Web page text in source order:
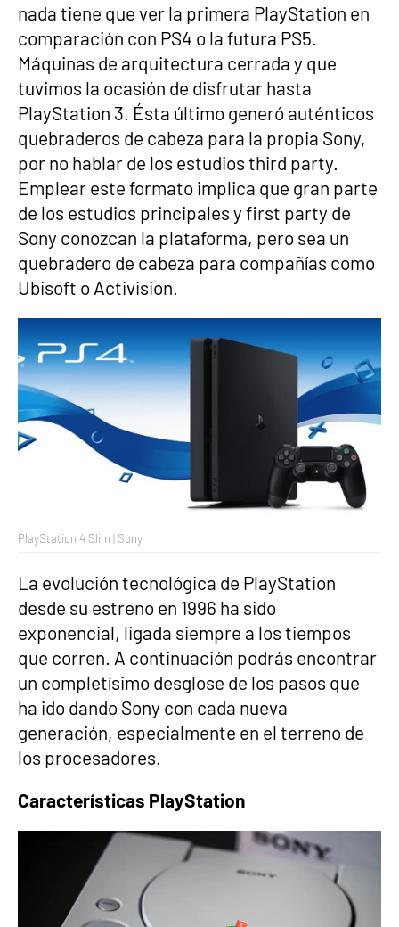
nada tiene que ver la primera PlayStation en
comparación con PS4 o la futura PS5.
Máquinas de arquitectura cerrada y que
tuvimos la ocasión de disfrutar hasta
PlayStation 3. Ésta último generó auténticos
quebraderos de cabeza para la propia Sony,
por no hablar de los estudios third party.
Emplear este formato implica que gran parte
de los estudios principales y first party de
Sony conozcan la plataforma, pero sea un
quebradero de cabeza para compañías como
Ubisoft o Activision.
PlayStation 4 Slim | Sony
La evolución tecnológica de PlayStation
desde su estreno en 1996 ha sido
exponencial, ligada siempre a los tiempos
que corren. A continuación podrás encontrar
un completísimo desglose de los pasos que
ha ido dando Sony con cada nueva
generación, especialmente en el terreno de
los procesadores.
Características PlayStation